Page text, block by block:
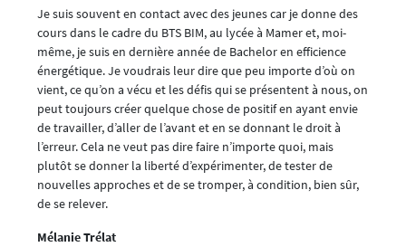
Je suis souvent en contact avec des jeunes car je donne des
cours dans le cadre du BTS BIM, au lycée à Mamer et, moi-
même, je suis en dernière année de Bachelor en efficience
énergétique. Je voudrais leur dire que peu importe d’où on
vient, ce qu’on a vécu et les défis qui se présentent à nous, on
peut toujours créer quelque chose de positif en ayant envie
de travailler, d’aller de l’avant et en se donnant le droit à
l’erreur. Cela ne veut pas dire faire n’importe quoi, mais
plutôt se donner la liberté d’expérimenter, de tester de
nouvelles approches et de se tromper, à condition, bien sûr,
de se relever.
Mélanie Trélat